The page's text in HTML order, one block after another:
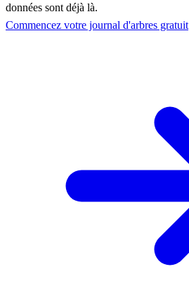
données sont déjà là.
Commencez votre journal d'arbres gratuit